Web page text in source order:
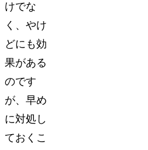
けでな
く、やけ
どにも効
果がある
のです
が、早め
に対処し
ておくこ